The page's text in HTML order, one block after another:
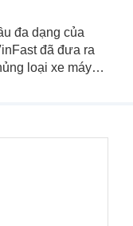
đa dạng của
đã đưa ra
loại xe máy
đáng cân nhắc.